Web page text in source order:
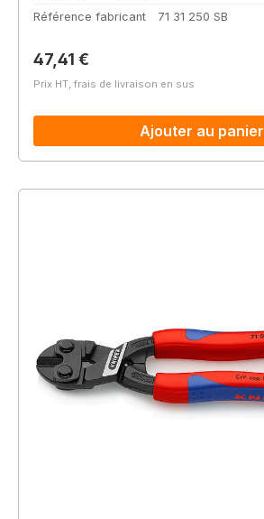
Référence fabricant
71 31 250 SB
Prix régulier :
47,41 €
Prix HT, frais de livraison en sus
Ajouter au panier